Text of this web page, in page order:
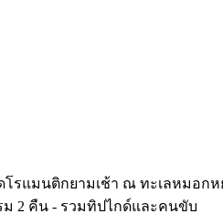
รแมนติกยามเช้า ณ ทะเลหมอ
ม 2 คืน - รวมทิปไกด์และคนขับ